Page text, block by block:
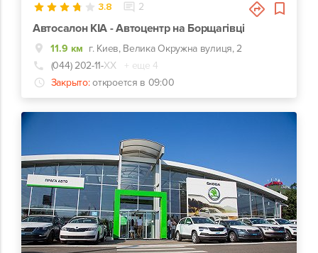
3.8 2
Автосалон KIA - Автоцентр на Борщагівці
11.9 км г. Киев, Велика Окружна вулиця, 2
(044) 202-11-ХХ
+ еще 4
Закрыто: откроется в 09:00